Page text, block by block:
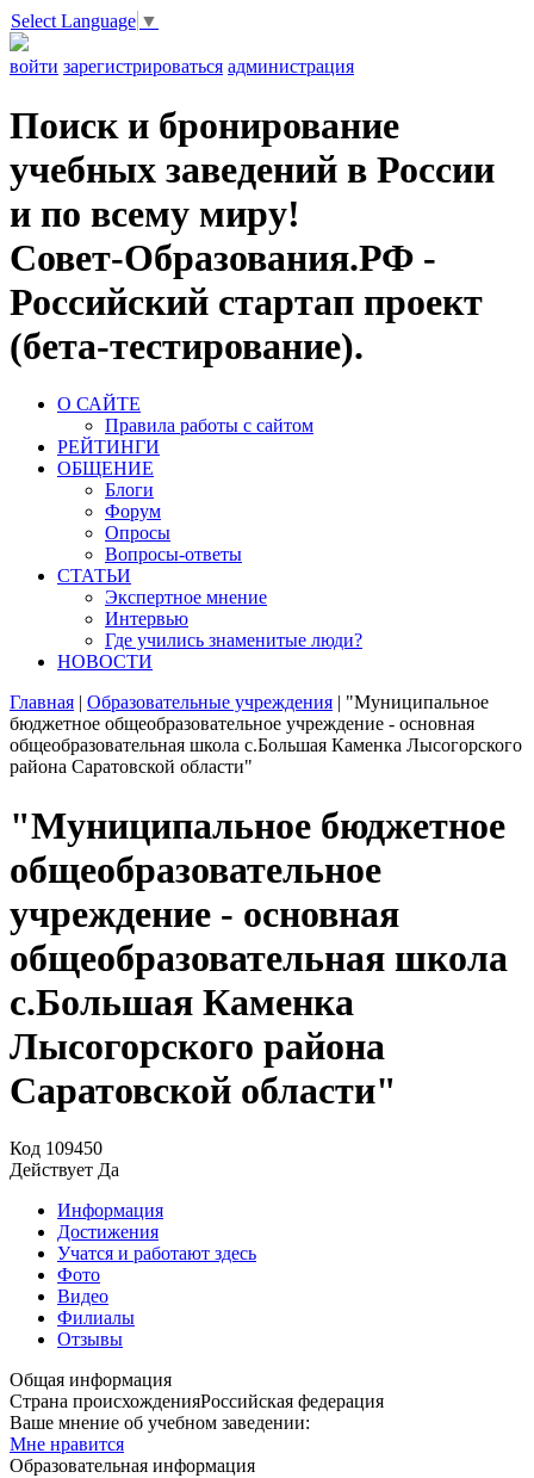
Select Language ▼
войти зарегистрироваться администрация
Поиск и бронирование
учебных заведений в России
и по всему миру!
Совет-Образования.РФ -
Российский стартап проект
(бета-тестирование).
О САЙТЕ
Правила работы с сайтом
РЕЙТИНГИ
ОБЩЕНИЕ
Блоги
Форум
Опросы
Вопросы-ответы
СТАТЬИ
Экспертное мнение
Интервью
Где учились знаменитые люди?
НОВОСТИ
Главная | Образовательные учреждения | "Муниципальное
бюджетное общеобразовательное учреждение - основная
общеобразовательная школа с.Большая Каменка Лысогорского
района Саратовской области"
"Муниципальное бюджетное
общеобразовательное
учреждение - основная
общеобразовательная школа
с.Большая Каменка
Лысогорского района
Саратовской области"
Код 109450
Действует Да
Информация
Достижения
Учатся и работают здесь
Фото
Видео
Филиалы
Отзывы
Общая информация
Страна происхожденияРоссийская федерация
Ваше мнение об учебном заведении:
Мне нравится
Образовательная информация